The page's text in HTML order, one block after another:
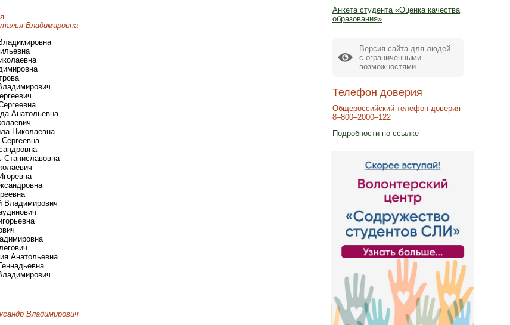
Владимировна
Анатольевна
Николаевна
Станиславовна
Владимирович
Анатольевна
Владимирович
Анкета студента «Оценка качества
образования»
Версия сайта для людей
с ограниченными
возможностями
Телефон доверия
Общероссийский телефон доверия
8–800–2000–122
Подробности по ссылке